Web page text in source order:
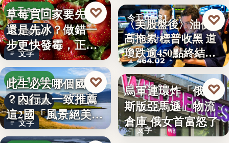
今天 18:42
食物保存
文字
草莓買回家要先洗
還是先冰？做錯一
步更快發霉，正確
保存方式…
♡
今天 18:40
旅遊推薦
文字
此生必去哪個國家
？內行人一致推薦
這2國「風景絕美、
美食好…
♡
今天 06:31
美股財經
464.02
〈美股盤後〉油價走
高拖累 標普收黑 道
瓊跌逾450點終結…
♡
今天 06:30
俄烏戰爭
文字
烏軍連環炸「俄羅
斯版亞馬遜」物流
倉庫 俄女首富怒了
♡